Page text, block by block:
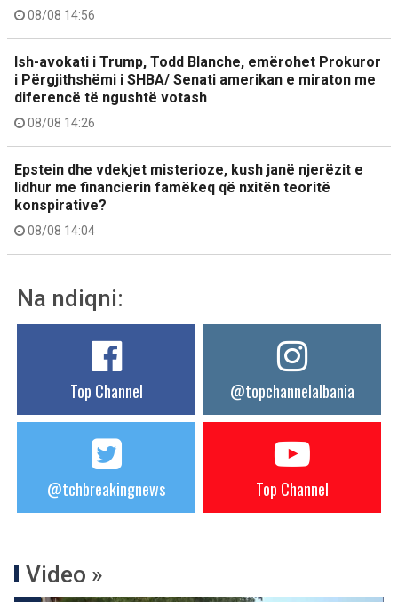
08/08 14:56
Ish-avokati i Trump, Todd Blanche, emërohet Prokuror
i Përgjithshëmi i SHBA/ Senati amerikan e miraton me
diferencë të ngushtë votash
08/08 14:26
Epstein dhe vdekjet misterioze, kush janë njerëzit e
lidhur me financierin famëkeq që nxitën teoritë
konspirative?
08/08 14:04
Na ndiqni:
Top Channel @topchannelalbania
@tchbreakingnews Top Channel
Video »